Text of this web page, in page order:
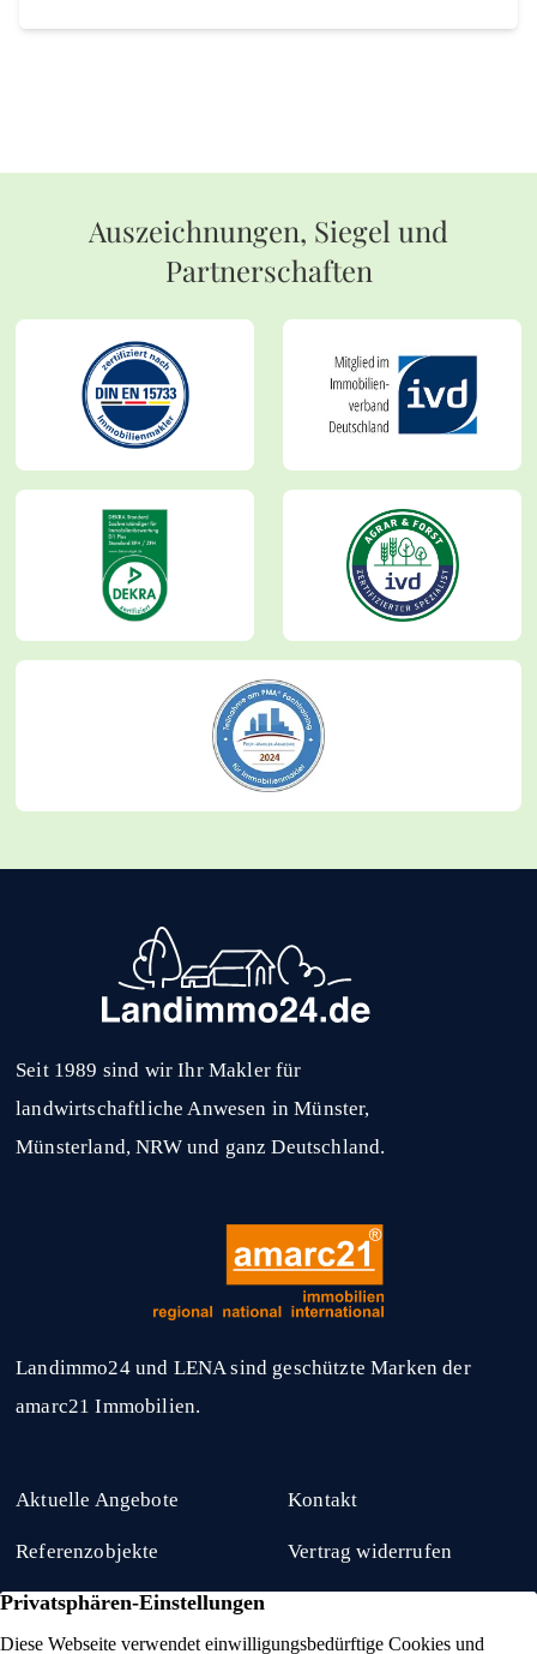
Auszeichnungen, Siegel und
Partnerschaften
Seit 1989 sind wir Ihr Makler für
landwirtschaftliche Anwesen in Münster,
Münsterland, NRW und ganz Deutschland.
Landimmo24 und LENA sind geschützte Marken der
amarc21 Immobilien.
Aktuelle Angebote
Referenzobjekte
Kaufgesuche
Kontakt
Vertrag widerrufen